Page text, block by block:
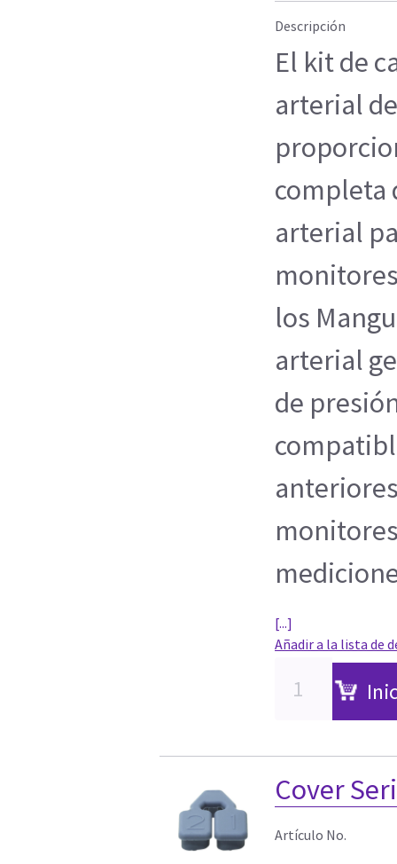
Descripción
El kit de
arterial
completa
arterial
los
arterial
de
[...]
Añadir a la lista de
Cover
Artículo No.